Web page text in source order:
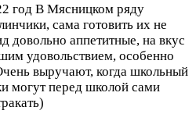
год В Мясницком ряду
сама готовить их не
аппетитные, на вкус
удовольствием, особенно
выручают, когда школьный
могут перед школой сами